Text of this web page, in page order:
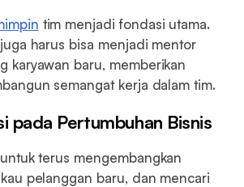
tim menjadi fondasi utama.
harus bisa menjadi mentor
karyawan baru, memberikan
semangat kerja dalam tim.
pada Pertumbuhan Bisnis
terus mengembangkan
pelanggan baru, dan mencari